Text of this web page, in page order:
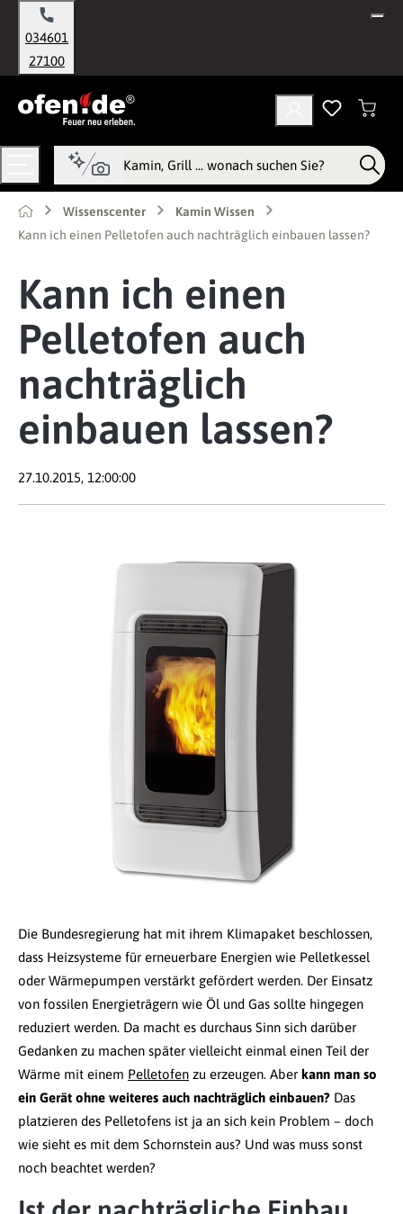
springen
034601
27100
Wissenscenter
Kamin Wissen
Kann ich einen Pelletofen auch nachträglich einbauen lassen?
Kann ich einen
Pelletofen auch
nachträglich
einbauen lassen?
27.10.2015, 12:00:00
Die Bundesregierung hat mit ihrem Klimapaket beschlossen,
dass Heizsysteme für erneuerbare Energien wie Pelletkessel
oder Wärmepumpen verstärkt gefördert werden. Der Einsatz
von fossilen Energieträgern wie Öl und Gas sollte hingegen
reduziert werden. Da macht es durchaus Sinn sich darüber
Gedanken zu machen später vielleicht einmal einen Teil der
Wärme mit einem Pelletofen zu erzeugen. Aber kann man so
ein Gerät ohne weiteres auch nachträglich einbauen? Das
platzieren des Pelletofens ist ja an sich kein Problem – doch
wie sieht es mit dem Schornstein aus? Und was muss sonst
noch beachtet werden?